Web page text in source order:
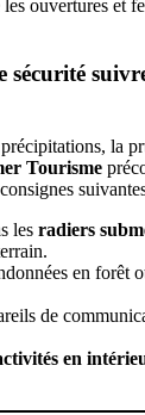
ouvertures et
sécurité
la
Tourisme
les radiers
en forêt
de
en